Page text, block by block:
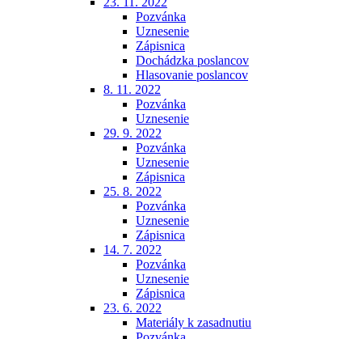
Pozvánka
Uznesenie
Zápisnica
Dochádzka poslancov
Hlasovanie poslancov
8. 11. 2022
Pozvánka
Uznesenie
29. 9. 2022
Pozvánka
Uznesenie
Zápisnica
25. 8. 2022
Pozvánka
Uznesenie
Zápisnica
14. 7. 2022
Pozvánka
Uznesenie
Zápisnica
23. 6. 2022
Materiály k zasadnutiu